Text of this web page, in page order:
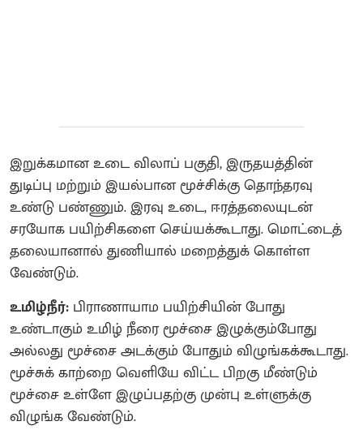
இறுக்கமான உடை விலாப் பகுதி, இருதயத்தின்
துடிப்பு மற்றும் இயல்பான மூச்சிக்கு தொந்தரவு
உண்டு பண்ணும். இரவு உடை, ஈரத்தலையுடன்
சரயோக பயிற்சிகளை செய்யக்கூடாது. மொட்டைத்
தலையானால் துணியால் மறைத்துக் கொள்ள
வேண்டும்.
உமிழ்நீர்: பிராணாயாம பயிற்சியின் போது
உண்டாகும் உமிழ் நீரை மூச்சை இழுக்கும்போது
அல்லது மூச்சை அடக்கும் போதும் விழுங்கக்கூடாது.
மூச்சுக் காற்றை வெளியே விட்ட பிறகு மீண்டும்
மூச்சை உள்ளே இழுப்பதற்கு முன்பு உள்ளுக்கு
விழுங்க வேண்டும்.